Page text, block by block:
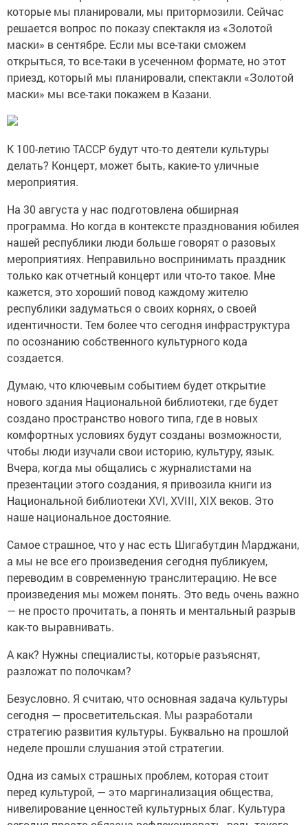
которые мы планировали, мы притормозили. Сейчас
решается вопрос по показу спектакля из «Золотой
маски» в сентябре. Если мы все-таки сможем
открыться, то все-таки в усеченном формате, но этот
приезд, который мы планировали, спектакли «Золотой
маски» мы все-таки покажем в Казани.
К 100-летию ТАССР будут что-то деятели культуры
делать? Концерт, может быть, какие-то уличные
мероприятия.
На 30 августа у нас подготовлена обширная
программа. Но когда в контексте празднования юбилея
нашей республики люди больше говорят о разовых
мероприятиях. Неправильно воспринимать праздник
только как отчетный концерт или что-то такое. Мне
кажется, это хороший повод каждому жителю
республики задуматься о своих корнях, о своей
идентичности. Тем более что сегодня инфраструктура
по осознанию собственного культурного кода
создается.
Думаю, что ключевым событием будет открытие
нового здания Национальной библиотеки, где будет
создано пространство нового типа, где в новых
комфортных условиях будут созданы возможности,
чтобы люди изучали свои историю, культуру, язык.
Вчера, когда мы общались с журналистами на
презентации этого создания, я привозила книги из
Национальной библиотеки XVI, XVIII, XIX веков. Это
наше национальное достояние.
Самое страшное, что у нас есть Шигабутдин Марджани,
а мы не все его произведения сегодня публикуем,
переводим в современную транслитерацию. Не все
произведения мы можем понять. Это ведь очень важно
— не просто прочитать, а понять и ментальный разрыв
как-то выравнивать.
А как? Нужны специалисты, которые разъяснят,
разложат по полочкам?
Безусловно. Я считаю, что основная задача культуры
сегодня — просветительская. Мы разработали
стратегию развития культуры. Буквально на прошлой
неделе прошли слушания этой стратегии.
Одна из самых страшных проблем, которая стоит
перед культурой, — это маргинализация общества,
нивелирование ценностей культурных благ. Культура